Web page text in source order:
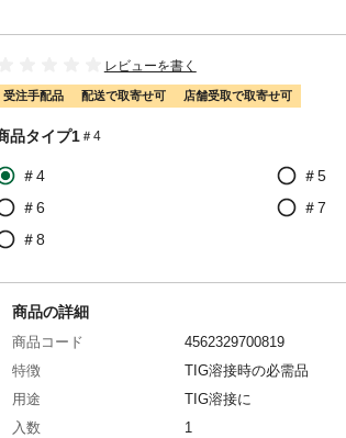
レビューを書く
受注手配品 配送で取寄せ可 店舗受取で取寄せ可
品タイプ1＃4
＃4
＃5
＃6
＃7
＃8
商品の詳細
商品コード
4562329700819
特徴
TIG溶接時の必需品
用途
TIG溶接に
入数
1